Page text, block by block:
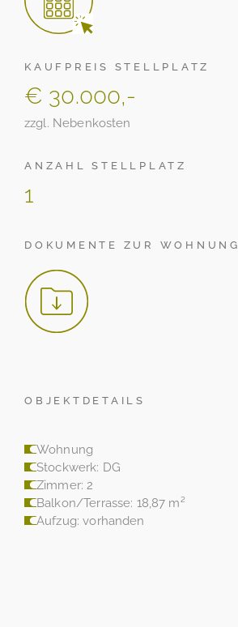
KAUFPREIS STELLPLATZ
€ 30.000,-
zzgl. Nebenkosten
ANZAHL STELLPLATZ
1
DOKUMENTE ZUR WOHNUNG
OBJEKTDETAILS
Wohnung
Stockwerk: DG
Zimmer: 2
Balkon/Terrasse: 18,87 m²
Aufzug: vorhanden